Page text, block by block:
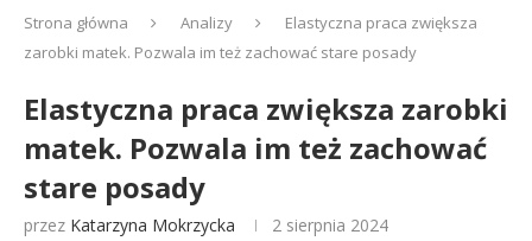
Strona główna Analizy
Elastyczna praca zwiększa
zarobki matek. Pozwala im też zachować stare posady
Elastyczna praca zwiększa zarobki
matek. Pozwala im też zachować
stare posady
przez Katarzyna Mokrzycka 2 sierpnia 2024